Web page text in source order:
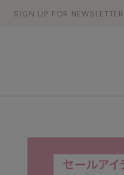
SIGN UP FOR NEWSLETTER